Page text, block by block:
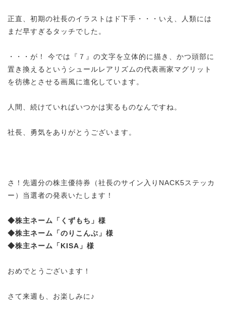
正直、初期の社長のイラストはド下手・・・いえ、人類には
まだ早すぎるタッチでした。
・・・が！ 今では『７』の文字を立体的に描き、かつ頭部に
置き換えるというシュールレアリズムの代表画家マグリット
を彷彿とさせる画風に進化しています。
人間、続けていればいつかは実るものなんですね。
社長、勇気をありがとうございます。
さ！先週分の株主優待券（社長のサイン入りNACK5ステッカ
ー）当選者の発表いたします！
◆株主ネーム「くずもち」様
◆株主ネーム「のりこんぶ」様
◆株主ネーム「KISA」様
おめでとうございます！
さて来週も、お楽しみに♪